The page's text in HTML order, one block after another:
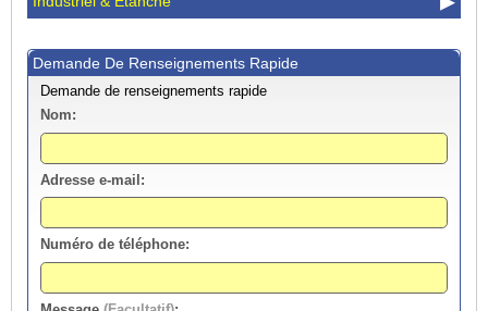
Demande De Renseignements Rapide
Demande de renseignements rapide
Nom:
Adresse e-mail:
Numéro de téléphone: